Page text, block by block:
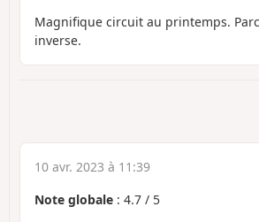
Magnifique circuit au printemps.
inverse.
10 avr. 2023 à 11:39
Note globale : 4.7 / 5